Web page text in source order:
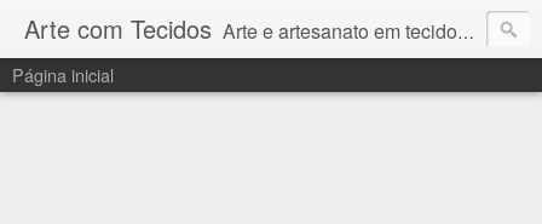
Arte com Tecidos Arte e artesanato em tecidos e sintéticos. Um catálogo incrível de tutoriais escritos e gravados em vídeos por artesãos e artesãs do Brasil e do Exterior e também vídeos autorais sobre modelagem em Corel Draw
Página inicial